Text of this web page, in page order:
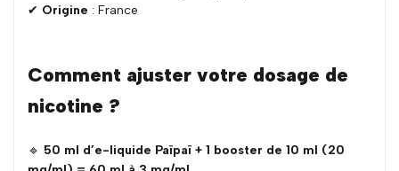
✔ Origine : France
Comment ajuster votre dosage de
nicotine ?
🔹 50 ml d’e-liquide Païpaï + 1 booster de 10 ml (20